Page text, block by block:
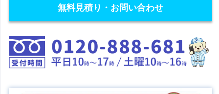
無料見積り・お問い合わせ